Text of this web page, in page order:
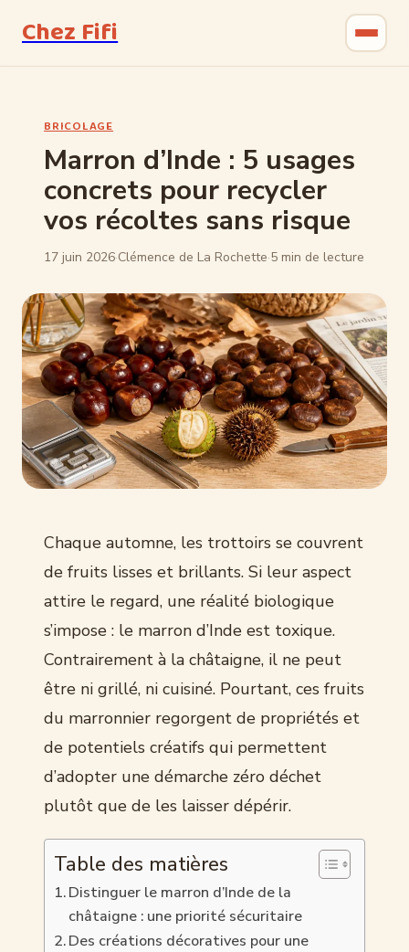
Chez Fifi
Bricolage
Jardinage
BRICOLAGE
Marron d’Inde : 5 usages
concrets pour recycler
vos récoltes sans risque
17 juin 2026·Clémence de La Rochette·5 min de lecture
Chaque automne, les trottoirs se couvrent
de fruits lisses et brillants. Si leur aspect
attire le regard, une réalité biologique
s’impose : le marron d’Inde est toxique.
Contrairement à la châtaigne, il ne peut
être ni grillé, ni cuisiné. Pourtant, ces fruits
du marronnier regorgent de propriétés et
de potentiels créatifs qui permettent
d’adopter une démarche zéro déchet
plutôt que de les laisser dépérir.
Table des matières
Distinguer le marron d’Inde de la
châtaigne : une priorité sécuritaire
Des créations décoratives pour une